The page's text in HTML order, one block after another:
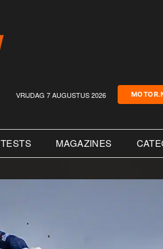
VRIJDAG 7 AUGUSTUS 2026
TESTS MAGAZINES